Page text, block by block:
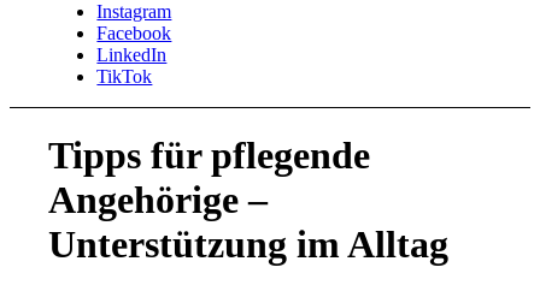
Instagram
Facebook
LinkedIn
TikTok
Tipps für pflegende
Angehörige –
Unterstützung im Alltag